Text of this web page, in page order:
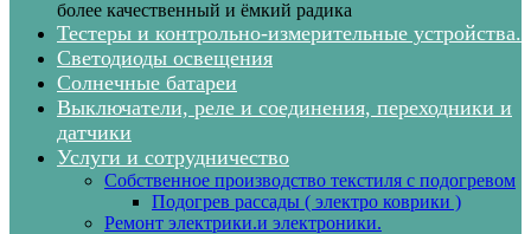
более качественный и ёмкий радика
Тестеры и контрольно-измерительные устройства.
Светодиоды освещения
Солнечные батареи
Выключатели, реле и соединения, переходники и
датчики
Услуги и сотрудничество
Собственное производство текстиля с подогревом
Подогрев рассады ( электро коврики )
Ремонт электрики.и электроники.